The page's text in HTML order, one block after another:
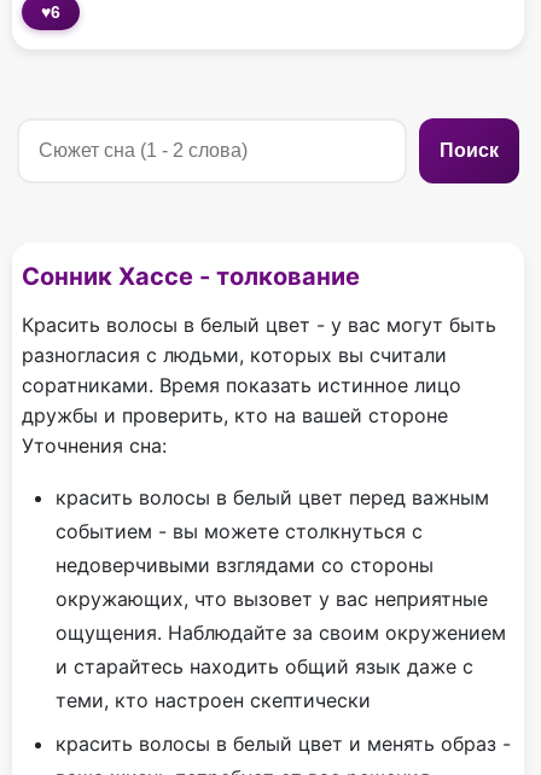
♥6
Поиск
Сонник Хассе - толкование
Красить волосы в белый цвет - у вас могут быть
разногласия с людьми, которых вы считали
соратниками. Время показать истинное лицо
дружбы и проверить, кто на вашей стороне
Уточнения сна:
красить волосы в белый цвет перед важным
событием - вы можете столкнуться с
недоверчивыми взглядами со стороны
окружающих, что вызовет у вас неприятные
ощущения. Наблюдайте за своим окружением
и старайтесь находить общий язык даже с
теми, кто настроен скептически
красить волосы в белый цвет и менять образ -